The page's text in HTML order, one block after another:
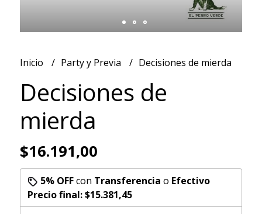
Inicio Party y Previa Decisiones de mierda
Decisiones de
mierda
$16.191,00
5% OFFcon Transferencia o Efectivo
Precio final:$15.381,45